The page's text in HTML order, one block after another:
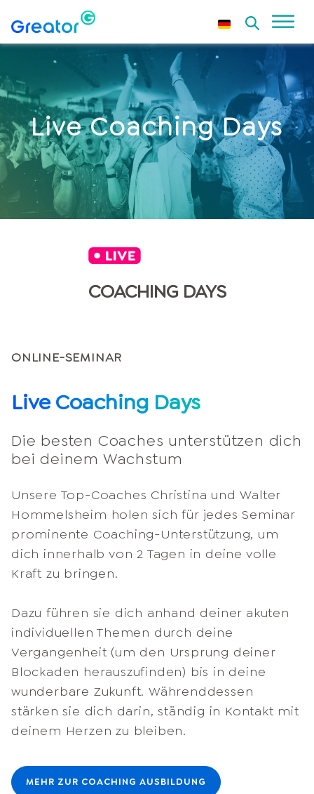
Live Coaching Days
COACHING DAYS
ONLINE-SEMINAR
Live Coaching Days
Die besten Coaches unterstützen dich
bei deinem Wachstum
Unsere Top-Coaches Christina und Walter
Hommelsheim holen sich für jedes Seminar
prominente Coaching-Unterstützung, um
dich innerhalb von 2 Tagen in deine volle
Kraft zu bringen.
Dazu führen sie dich anhand deiner akuten
individuellen Themen durch deine
Vergangenheit (um den Ursprung deiner
Blockaden herauszufinden) bis in deine
wunderbare Zukunft. Währenddessen
stärken sie dich darin, ständig in Kontakt mit
deinem Herzen zu bleiben.
MEHR ZUR COACHING AUSBILDUNG